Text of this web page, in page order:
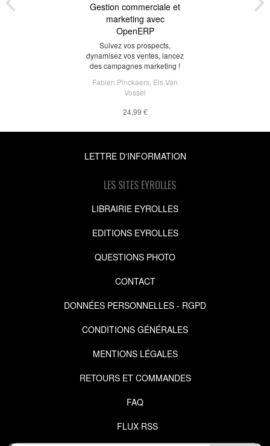
Gestion commerciale et
marketing avec
OpenERP
Suivez vos prospects,
dynamisez vos ventes, lancez
des campagnes marketing !
Fabien Pinckaers Els Van
Vossel
24,99 €
LETTRE D'INFORMATION
LES SITES EYROLLES
LIBRAIRIE EYROLLES
EDITIONS EYROLLES
QUESTIONS PHOTO
CONTACT
DONNÉES PERSONNELLES - RGPD
CONDITIONS GÉNÉRALES
MENTIONS LÉGALES
RETOURS ET COMMANDES
FAQ
FLUX RSS